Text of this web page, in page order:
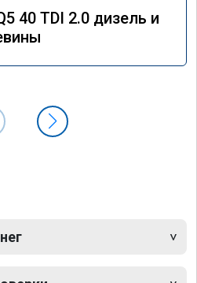
40 TDI 2.0 дизель и